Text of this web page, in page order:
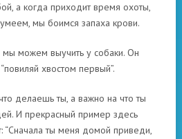
а когда приходит время охоты,
мы боимся запаха крови.
мы можем выучить у собаки. Он
хвостом первый”.
делаешь ты, а важно на что ты
И прекрасный пример здесь
“Сначала ты меня домой приведи,